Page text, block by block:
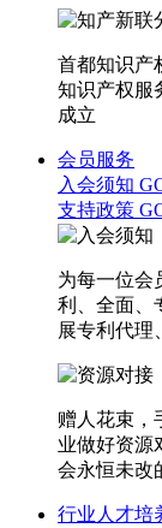
首都知识产
知识产权服
成立
会员服务
入会须知
支持政策
为每一位会
利、全面、
展专利代理
赠人花束，
业做好资源
会永恒未改
行业人才培